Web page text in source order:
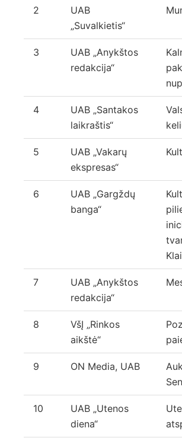
2
UAB
„Suvalkietis“
3
UAB „Anykštos
redakcija“
4
UAB „Santakos
laikraštis“
5
UAB „Vakarų
ekspresas“
6
UAB „Gargždų
banga“
7
UAB „Anykštos
redakcija“
8
VšĮ „Rinkos
aikštė“
9 ON Media, UAB
10
UAB „Utenos
diena“